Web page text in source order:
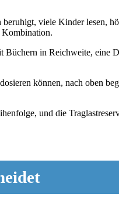
viele Kinder lesen,
Kombination.
in Reichweite, eine
können, nach oben
und die